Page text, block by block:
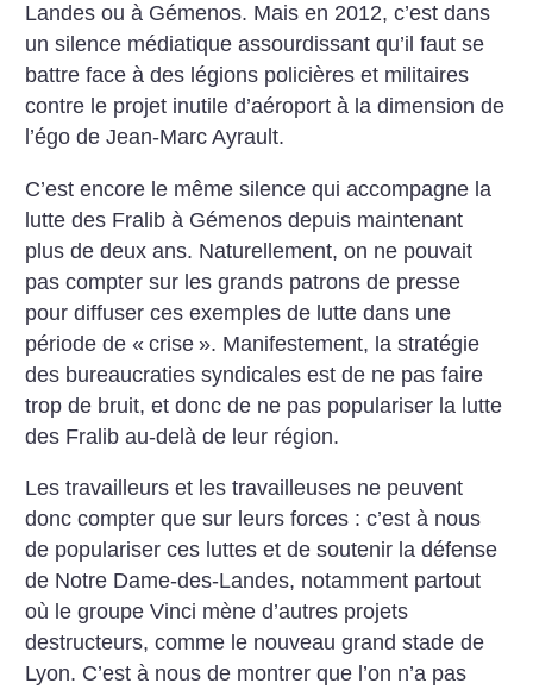
Landes ou à Gémenos. Mais en 2012, c’est dans
un silence médiatique assourdissant qu’il faut se
battre face à des légions policières et militaires
contre le projet inutile d’aéroport à la dimension de
l’égo de Jean-Marc Ayrault.
C’est encore le même silence qui accompagne la
lutte des Fralib à Gémenos depuis maintenant
plus de deux ans. Naturellement, on ne pouvait
pas compter sur les grands patrons de presse
pour diffuser ces exemples de lutte dans une
période de « crise ». Manifestement, la stratégie
des bureaucraties syndicales est de ne pas faire
trop de bruit, et donc de ne pas populariser la lutte
des Fralib au-delà de leur région.
Les travailleurs et les travailleuses ne peuvent
donc compter que sur leurs forces : c’est à nous
de populariser ces luttes et de soutenir la défense
de Notre Dame-des-Landes, notamment partout
où le groupe Vinci mène d’autres projets
destructeurs, comme le nouveau grand stade de
Lyon. C’est à nous de montrer que l’on n’a pas